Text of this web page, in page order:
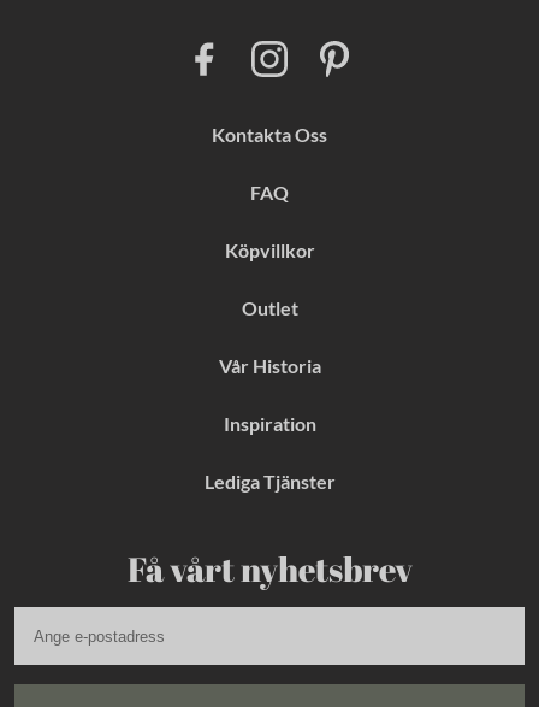
Kontakta Oss
FAQ
Köpvillkor
Outlet
Vår Historia
Inspiration
Lediga Tjänster
Få vårt nyhetsbrev
b
o
I
n
g
a
m